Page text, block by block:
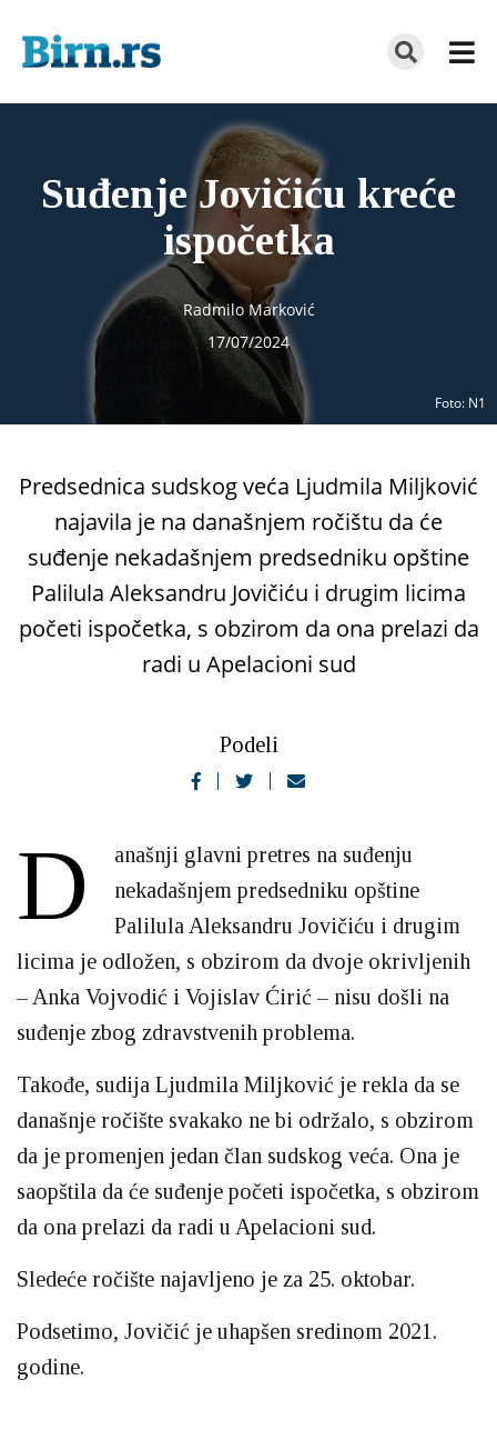
Foto: N1
Suđenje Jovičiću kreće
ispočetka
Radmilo Marković
17/07/2024
Predsednica sudskog veća Ljudmila Miljković
najavila je na današnjem ročištu da će
suđenje nekadašnjem predsedniku opštine
Palilula Aleksandru Jovičiću i drugim licima
početi ispočetka, s obzirom da ona prelazi da
radi u Apelacioni sud
Podeli
D
anašnji glavni pretres na suđenju
nekadašnjem predsedniku opštine
Palilula Aleksandru Jovičiću i drugim
licima je odložen, s obzirom da dvoje okrivljenih
– Anka Vojvodić i Vojislav Ćirić – nisu došli na
suđenje zbog zdravstvenih problema.
Takođe, sudija Ljudmila Miljković je rekla da se
današnje ročište svakako ne bi održalo, s obzirom
da je promenjen jedan član sudskog veća. Ona je
saopštila da će suđenje početi ispočetka, s obzirom
da ona prelazi da radi u Apelacioni sud.
Sledeće ročište najavljeno je za 25. oktobar.
Podsetimo, Jovičić je uhapšen sredinom 2021.
godine.